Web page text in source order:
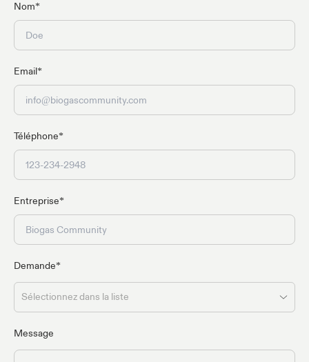
Nom*
Email*
Téléphone*
Entreprise*
Demande*
Sélectionnez dans la liste
Message